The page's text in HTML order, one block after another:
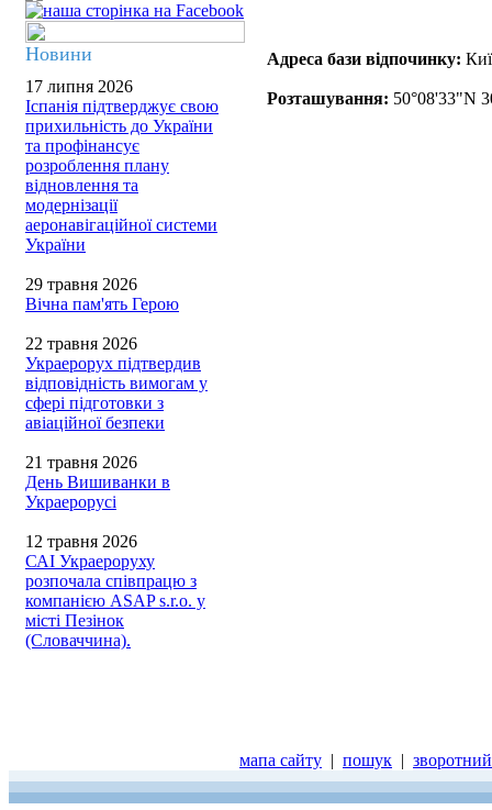
Новини
17 липня 2026
Іспанія підтверджує свою
прихильність до України
та профінансує
розроблення плану
відновлення та
модернізації
аеронавігаційної системи
України
29 травня 2026
Вічна пам'ять Герою
22 травня 2026
Украерорух підтвердив
відповідність вимогам у
сфері підготовки з
авіаційної безпеки
21 травня 2026
День Вишиванки в
Украерорусі
12 травня 2026
САІ Украероруху
розпочала співпрацю з
компанією ASAP s.r.o. у
місті Пезінок
(Словаччина).
Адреса бази відпочинку:
Розташування: 50°08'33"N
мапа сайту | пошук |